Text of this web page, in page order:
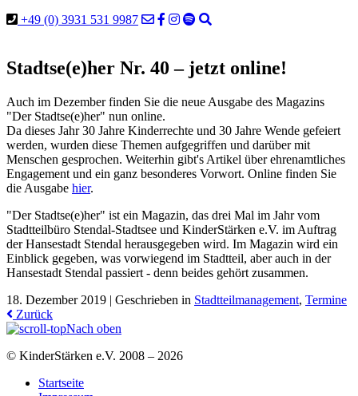
+49 (0) 3931 531 9987
Stadtse(e)her Nr. 40 – jetzt online!
Auch im Dezember finden Sie die neue Ausgabe des Magazins
"Der Stadtse(e)her" nun online.
Da dieses Jahr 30 Jahre Kinderrechte und 30 Jahre Wende gefeiert
werden, wurden diese Themen aufgegriffen und darüber mit
Menschen gesprochen. Weiterhin gibt's Artikel über ehrenamtliches
Engagement und ein ganz besonderes Vorwort. Online finden Sie
die Ausgabe hier.
"Der Stadtse(e)her" ist ein Magazin, das drei Mal im Jahr vom
Stadtteilbüro Stendal-Stadtsee und KinderStärken e.V. im Auftrag
der Hansestadt Stendal herausgegeben wird. Im Magazin wird ein
Einblick gegeben, was vorwiegend im Stadtteil, aber auch in der
Hansestadt Stendal passiert - denn beides gehört zusammen.
18. Dezember 2019 | Geschrieben in Stadtteilmanagement, Termine
Zurück
Nach oben
© KinderStärken e.V. 2008 – 2026
Startseite